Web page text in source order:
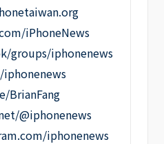
iPhoneNews
groups/iphonenews
BrianFang
@iphonenews
iphonenews